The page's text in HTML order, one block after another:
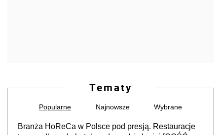
Tematy
Popularne Najnowsze Wybrane
Branża HoReCa w Polsce pod presją. Restauracje